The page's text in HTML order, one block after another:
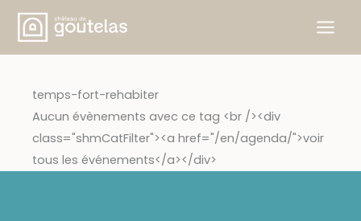
Skip
content
temps-fort-rehabiter
Aucun évènements avec ce tag <br /><div
class="shmCatFilter"><a href="/en/agenda/">voir
tous les événements</a></div>